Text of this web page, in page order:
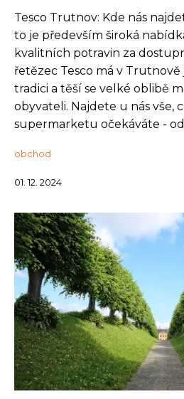
Tesco Trutnov: Kde nás
to je především široká
kvalitních potravin za
řetězec Tesco má v
tradici a těší se velké oblibě
obyvateli. Najdete u nás vše,
supermarketu očekáváte - od
obchod
01. 12. 2024